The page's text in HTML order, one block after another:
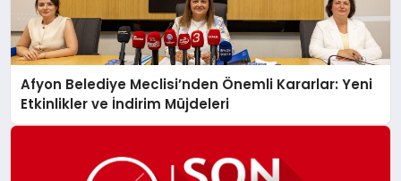
Afyon Belediye Meclisi’nden Önemli Kararlar: Yeni
Etkinlikler ve İndirim Müjdeleri